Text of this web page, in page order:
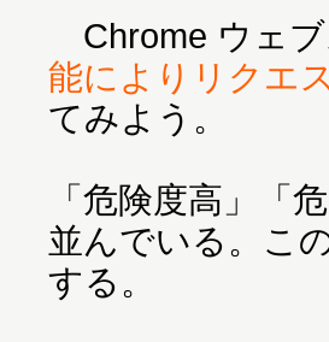
Chrome ウェ
能によりリクエ
てみよう。
「危険度高」「
並んでいる。こ
する。